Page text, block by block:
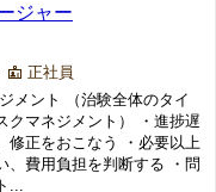
ジャー
正社員
メント （治験全体のタイ
クマネジメント） ・進捗遅
修正をおこなう ・必要以上
、費用負担を判断する ・問